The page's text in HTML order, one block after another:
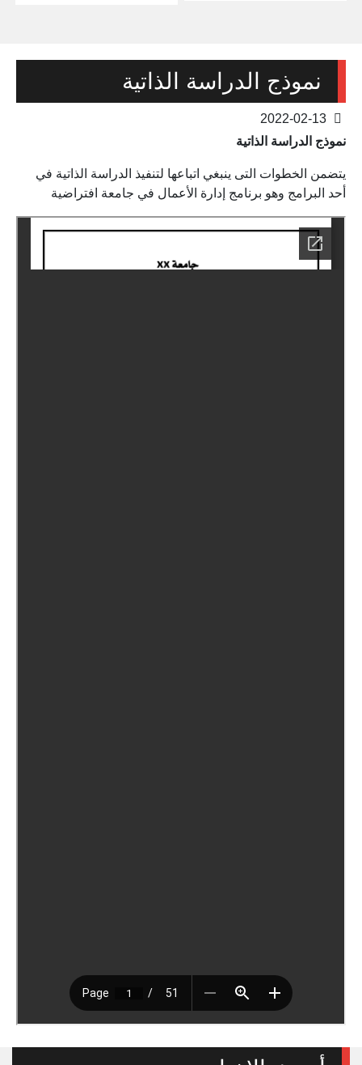
نموذج الدراسة الذاتية
نموذج الدراسة الذاتية
يتضمن الخطوات التى ينبغي اتباعها لتنفيذ الدراسة الذاتية في
أحد البرامج وهو برنامج إدارة الأعمال في جامعة افتراضية